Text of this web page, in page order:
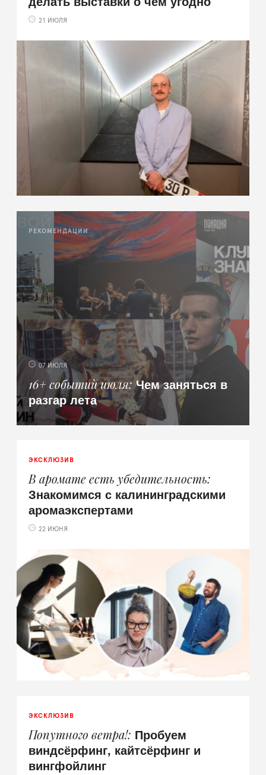
21 ИЮЛЯ
РЕКОМЕНДАЦИИ
07 ИЮЛЯ
16+ событий июля Чем заняться в
разгар лета
ЭКСКЛЮЗИВ
В аромате есть убедительность
Знакомимся с калининградскими
аромаэкспертами
22 ИЮНЯ
ЭКСКЛЮЗИВ
Попутного ветра! Пробуем
виндсёрфинг, кайтсёрфинг и
вингфойлинг